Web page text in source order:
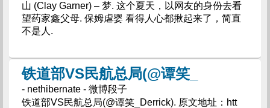
山 (Clay Garner) – 梦. 这个夏天，以网友的身份去看
望药家鑫父母. 保姆虐婴 看得人心都揪起来了，简直
不是人.
铁道部VS民航总局(@谭笑_
- nethibernate - 微博段子
铁道部VS民航总局(@谭笑_Derrick). 原文地址：htt